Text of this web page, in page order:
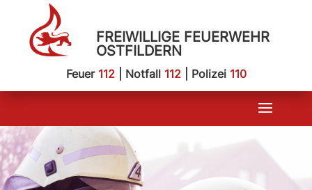
FREIWILLIGE FEUERWEHR
OSTFILDERN
Feuer 112| Notfall 112| Polizei 110